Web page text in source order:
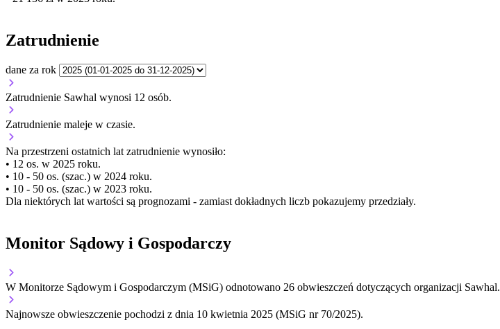
Zatrudnienie
dane za rok
Zatrudnienie Sawhal wynosi 12 osób.
Zatrudnienie maleje w czasie.
Na przestrzeni ostatnich lat zatrudnienie wynosiło:
• 12 os. w 2025 roku.
• 10 - 50 os. (szac.) w 2024 roku.
• 10 - 50 os. (szac.) w 2023 roku.
Dla niektórych lat wartości są prognozami - zamiast dokładnych liczb pokazujemy przedziały.
Monitor Sądowy i Gospodarczy
W Monitorze Sądowym i Gospodarczym (MSiG) odnotowano 26 obwieszczeń dotyczących organizacji Sawhal.
Najnowsze obwieszczenie pochodzi z dnia 10 kwietnia 2025 (MSiG nr 70/2025).